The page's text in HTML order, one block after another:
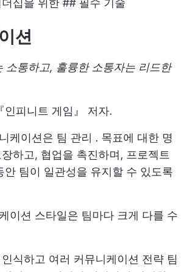
십을 위한 ## 필수 기술
션
소통하고, 훌륭한 소통자는 리드한
인피니트 게임』 저자.
케이션은 팀 관리 . 목표에 대한 명
하고, 협업을 촉진하며, 프로젝트
안 팀이 일관성을 유지할 수 있도록
이션 스타일은 팀마다 크게 다를 수
식하고 여러 커뮤니케이션 전략 팀